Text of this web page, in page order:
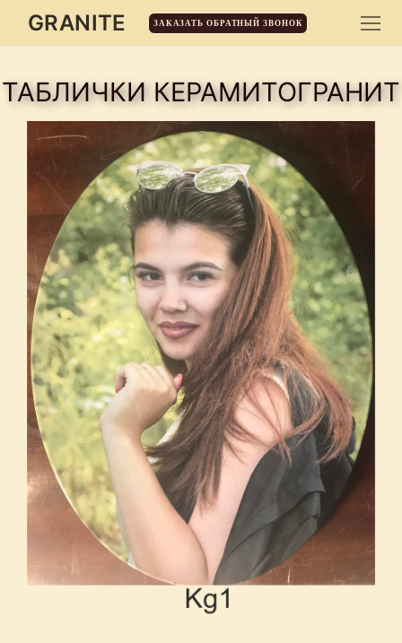
GRANITE ЗАКАЗАТЬ ОБРАТНЫЙ ЗВОНОК
ТАБЛИЧКИ КЕРАМИТОГРАНИТ